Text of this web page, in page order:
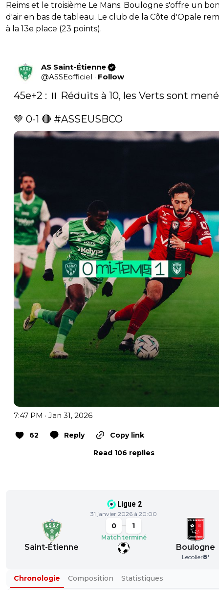
Reims et le troisième Le Mans. Boulogne s'offre un
d'air en bas de tableau. Le club de la Côte d'Opale
à la 13e place (23 points).
AS Saint-Étienne
@ASSEofficiel · Follow
45e+2 : ⏸️ Réduits à 10, les Verts sont
💚 0-1 🔴 #ASSEUSBCO
7:47 PM · Jan 31, 2026
62 Reply
Copy link
Read 106 replies
Ligue 2
31 janvier 2026 à 20:00
Saint-Étienne
0 1
Match terminé
Boulogne
Lecolier8'
Chronologie Composition Statistiques